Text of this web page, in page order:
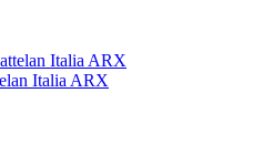
Italia ARX